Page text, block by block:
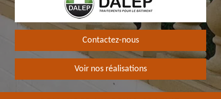
Contactez-nous
Voir nos réalisations